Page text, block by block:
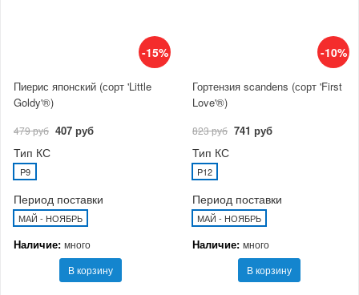
-15%
Пиерис японский (сорт 'Little
Goldy'®)
479 руб 407 руб
Тип КС
P9
Период поставки
МАЙ - НОЯБРЬ
Наличие: много
В корзину
-10%
Гортензия scandens (сорт 'First
Love'®)
823 руб 741 руб
Тип КС
P12
Период поставки
МАЙ - НОЯБРЬ
Наличие: много
В корзину